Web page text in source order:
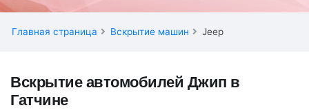
Главная страница Вскрытие машин Jeep
Вскрытие автомобилей Джип в
Гатчине